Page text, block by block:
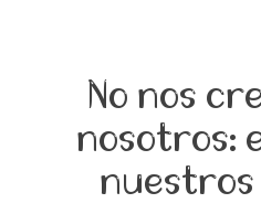
No nos
nosotros: